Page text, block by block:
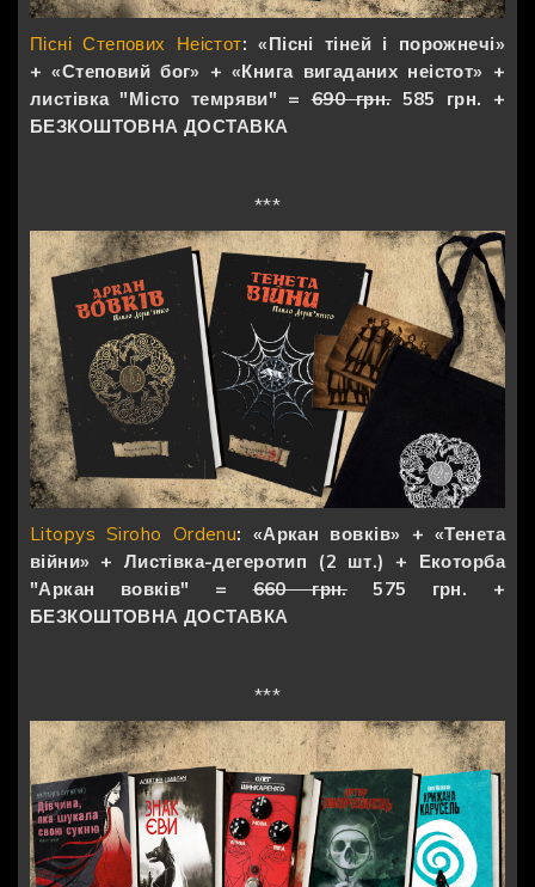
Пісні Степових Неістот: «Пісні тіней і порожнечі»
+ «Степовий бог» + «Книга вигаданих неістот» +
листівка "Місто темряви" =690 грн.585 грн. +
БЕЗКОШТОВНА ДОСТАВКА
***
Litopys Siroho Ordenu: «Аркан вовків» + «Тенета
війни» + Листівка-дегеротип (2 шт.) + Екоторба
"Аркан вовків" =660 грн.575 грн. +
БЕЗКОШТОВНА ДОСТАВКА
***